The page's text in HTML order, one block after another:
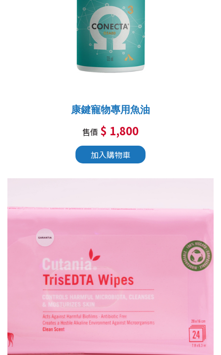
康鍵寵物專用魚油
售價 $ 1,800
加入購物車